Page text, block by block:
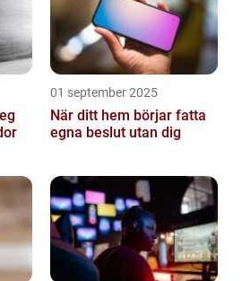
01 september 2025
När ditt hem börjar fatta
egna beslut utan dig